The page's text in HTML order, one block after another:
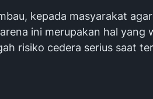
kepada masyarakat
ini merupakan hal yang
risiko cedera serius saat